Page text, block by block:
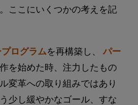
ここにいくつかの考えを記
ログラムを再構築し、 パー
を始めた時、注力したもの
変革への取り組みではあり
少し緩やかなゴール、すな